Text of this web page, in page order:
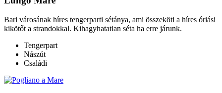
Bari városának híres tengerparti sétánya, ami összeköti a híres óriási
kikötőt a strandokkal. Kihagyhatatlan séta ha erre járunk.
Tengerpart
Nászút
Családi